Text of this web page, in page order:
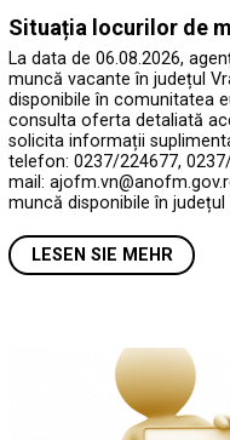
Situația locurilor de
La data de 06.08.2026,
muncă vacante în județul
disponibile în comunitatea
consulta oferta detaliată
solicita informații
telefon: 0237/224677,
mail:
muncă disponibile în
LESEN SIE MEHR